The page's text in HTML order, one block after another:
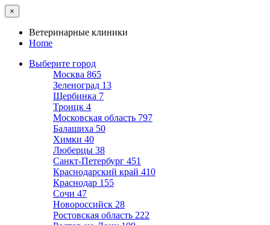
×
Ветеринарные клиники
Home
Выберите город
Москва 865
Зеленоград 13
Щербинка 7
Троицк 4
Московская область 797
Балашиха 50
Химки 40
Люберцы 38
Санкт-Петербург 451
Краснодарский край 410
Краснодар 155
Сочи 47
Новороссийск 28
Ростовская область 222